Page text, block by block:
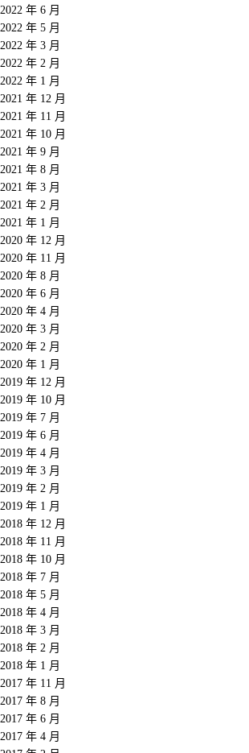
2022 年 6 月
2022 年 5 月
2022 年 3 月
2022 年 2 月
2022 年 1 月
2021 年 12 月
2021 年 11 月
2021 年 10 月
2021 年 9 月
2021 年 8 月
2021 年 3 月
2021 年 2 月
2021 年 1 月
2020 年 12 月
2020 年 11 月
2020 年 8 月
2020 年 6 月
2020 年 4 月
2020 年 3 月
2020 年 2 月
2020 年 1 月
2019 年 12 月
2019 年 10 月
2019 年 7 月
2019 年 6 月
2019 年 4 月
2019 年 3 月
2019 年 2 月
2019 年 1 月
2018 年 12 月
2018 年 11 月
2018 年 10 月
2018 年 7 月
2018 年 5 月
2018 年 4 月
2018 年 3 月
2018 年 2 月
2018 年 1 月
2017 年 11 月
2017 年 8 月
2017 年 6 月
2017 年 4 月